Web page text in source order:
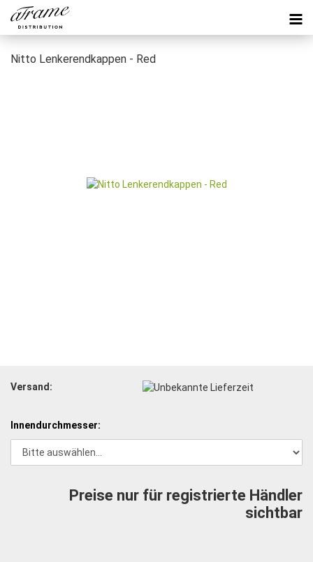
Nitto Lenkerendkappen - Red
Versand:
Innendurchmesser:
Preise nur für registrierte Händler
sichtbar